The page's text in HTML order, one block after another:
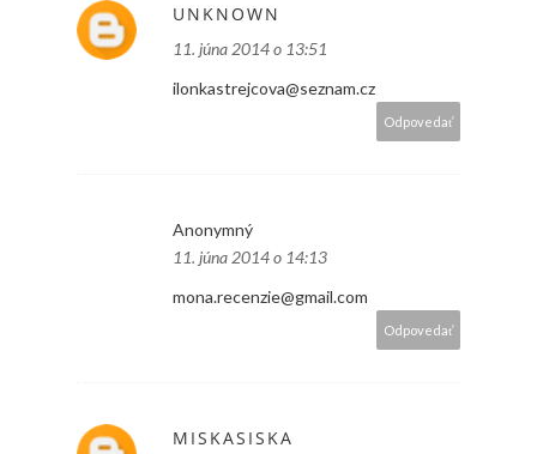
UNKNOWN
11. júna 2014 o 13:51
ilonkastrejcova@seznam.cz
Odpovedať
Anonymný
11. júna 2014 o 14:13
mona.recenzie@gmail.com
Odpovedať
MISKASISKA